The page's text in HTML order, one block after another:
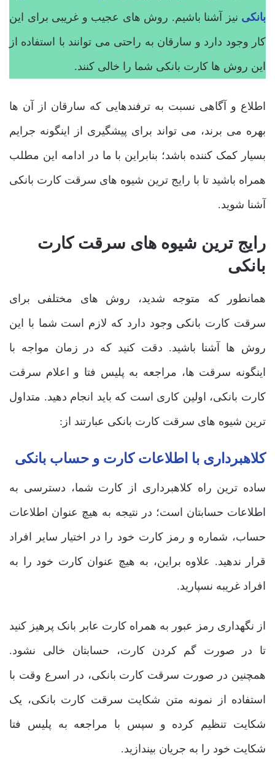
بانکی نیز آشنا باشیم. روش های عجیب و غریبی برای این
کار وجود دارد و سارقان به راحتی می توانند با استفاده از
این روش ها کارت بانکی شما را خالی کنند.
اطلاع و آگاهی نسبت به ترفندهایی که سارقان از آن ها
بهره می برند، می تواند برای پیشگیری از اینگونه جرایم
بسیار کمک کننده باشد؛ بنابراین با ما در ادامه این مطلب
همراه باشید تا با رایج ترین شیوه های سرقت کارت بانکی
آشنا شوید.
رایج ترین شیوه های سرقت کارت
بانکی
همانطور که متوجه شدید، روش های مختلفی برای
سرقت کارت بانکی وجود دارد که لازم است شما با این
روش ها آشنا باشید. دقت کنید که در زمان مواجه با
اینگونه سرقت ها، مراجعه به پلیس فتا و اعلام سرقت
کارت بانکی، اولین کاری است که باید انجام دهید. متداول
ترین شیوه های سرقت کارت بانکی عبارتند از:
کلاهبرداری با اطلاعات کارت و حساب بانکی
ساده ترین راه کلاهبرداری از کارت شما، دسترسی به
اطلاعات حسابتان است؛ در نتیجه به هیچ عنوان اطلاعات
حساب، شماره و رمز کارت خود را در اختیار سایر افراد
قرار ندهید. علاوه براین، به هیچ عنوان کارت خود را به
افراد غریبه نسپارید.
از نگهداری رمز عبور به همراه کارت عابر بانک پرهیز کنید
تا در صورت گم کردن کارت، حسابتان خالی نشود.
همچنین در صورت سرقت کارت بانکی، در اسرع وقت با
استفاده از نمونه متن شکایت سرقت کارت بانکی، یک
شکایت تنظیم کرده و سپس با مراجعه به پلیس فتا
شکایت خود را به جریان بیندازید.